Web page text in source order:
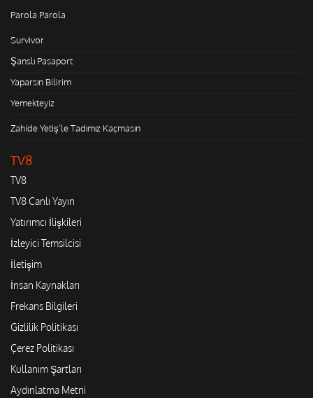
Parola Parola
Survivor
Şanslı Pasaport
Yaparsın Bilirim
Yemekteyiz
Zahide Yetiş'le Tadımız Kaçmasın
TV8
TV8
TV8 Canlı Yayın
Yatırımcı İlişkileri
İzleyici Temsilcisi
İletişim
İnsan Kaynakları
Frekans Bilgileri
Gizlilik Politikası
Çerez Politikası
Kullanım Şartları
Aydınlatma Metni